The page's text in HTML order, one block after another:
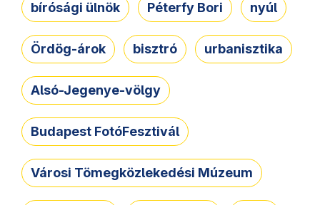
bírósági ülnök Péterfy Bori nyúl
Ördög-árok bisztró urbanisztika
Alsó-Jegenye-völgy
Budapest FotóFesztivál
Városi Tömegközlekedési Múzeum